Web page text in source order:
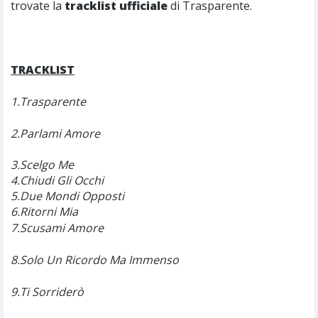
trovate la tracklist ufficialedi Trasparente.
TRACKLIST
1.Trasparente
2.Parlami Amore
3.Scelgo Me
4.Chiudi Gli Occhi
5.Due Mondi Opposti
6.Ritorni Mia
7.Scusami Amore
8.Solo Un Ricordo Ma Immenso
9.Ti Sorriderò